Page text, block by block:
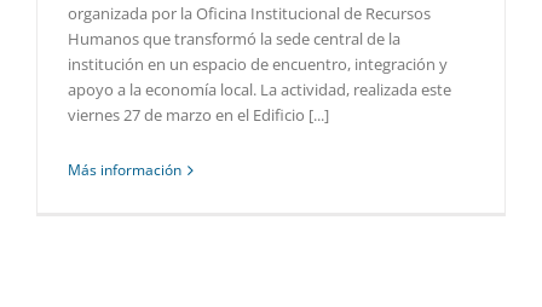
organizada por la Oficina Institucional de Recursos
Humanos que transformó la sede central de la
institución en un espacio de encuentro, integración y
apoyo a la economía local. La actividad, realizada este
viernes 27 de marzo en el Edificio [...]
Más información